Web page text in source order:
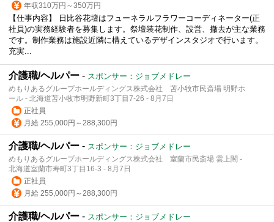
年収310万円～350万円
【仕事内容】 日比谷花壇はフューネラルフラワーコーディネーター(正
社員)の実務経験者を募集します。祭壇装花制作、設営、撤去が主な業務
です。制作業務は施設近隣に構えているデザインスタジオで行います。
充実...
介護職/ヘルパー - スポンサー：ジョブメドレー
めもりあるグループホールディングス株式会社 苫小牧市民斎場 明野ホ
ール - 北海道苫小牧市明野新町3丁目7-26 - 8月7日
正社員
月給 255,000円～288,300円
介護職/ヘルパー - スポンサー：ジョブメドレー
めもりあるグループホールディングス株式会社 室蘭市民斎場 雲上閣 -
北海道室蘭市寿町3丁目16-3 - 8月7日
正社員
月給 255,000円～288,300円
介護職/ヘルパー - スポンサー：ジョブメドレー